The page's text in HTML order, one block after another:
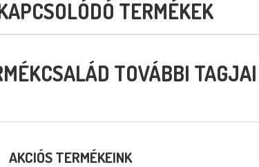
TERMÉKEK
TOVÁBBI TAGJAI
AKCIÓS TERMÉKEINK